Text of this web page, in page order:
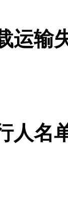
运输
人名